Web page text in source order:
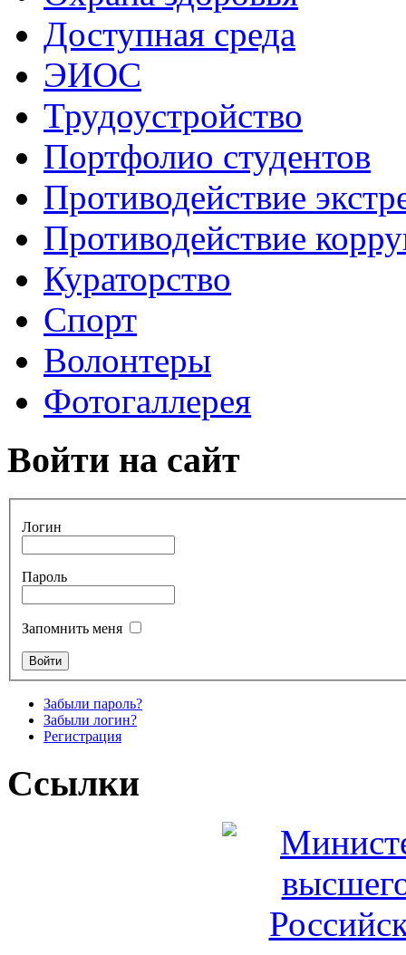
Доступная среда
ЭИОС
Трудоустройство
Портфолио студентов
Противодействие
Противодействие
Кураторство
Спорт
Волонтеры
Фотогаллерея
Войти на сайт
Логин
Пароль
Запомнить меня
Забыли пароль?
Забыли логин?
Регистрация
Ссылки